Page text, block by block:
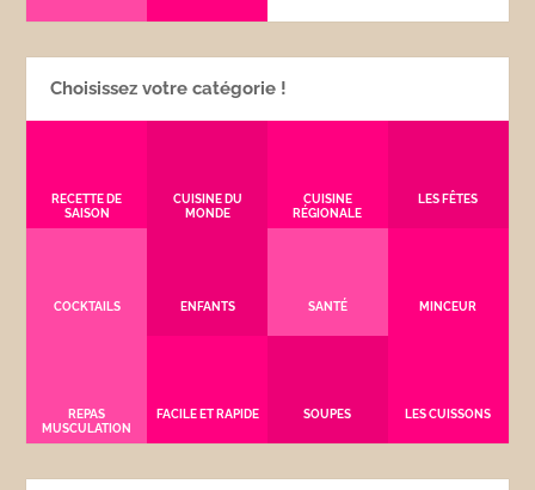
Choisissez votre catégorie !
RECETTE DE
SAISON
CUISINE DU
MONDE
CUISINE
RÉGIONALE
LES FÊTES
COCKTAILS ENFANTS SANTÉ MINCEUR
REPAS
MUSCULATION
FACILE ET RAPIDE SOUPES LES CUISSONS